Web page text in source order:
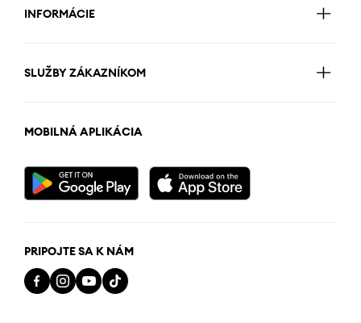
INFORMÁCIE
SLUŽBY ZÁKAZNÍKOM
MOBILNÁ APLIKÁCIA
PRIPOJTE SA K NÁM